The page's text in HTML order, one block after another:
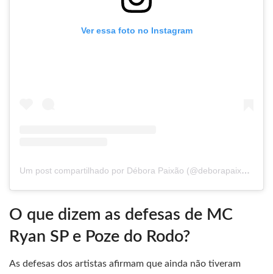
Ver essa foto no Instagram
Um post compartilhado por Débora Paixão (@deborapaixaoficial)
O que dizem as defesas de MC
Ryan SP e Poze do Rodo?
As defesas dos artistas afirmam que ainda não tiveram